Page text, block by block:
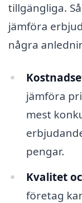
tillgängliga.
jämföra
några
jämföra
mest
pengar.
Kvalitet
företag